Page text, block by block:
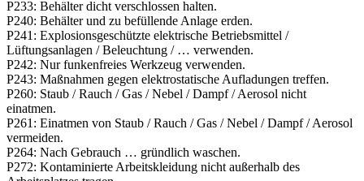
P233: Behälter dicht verschlossen halten.
P240: Behälter und zu befüllende Anlage erden.
P241: Explosionsgeschützte elektrische Betriebsmittel /
Lüftungsanlagen / Beleuchtung / … verwenden.
P242: Nur funkenfreies Werkzeug verwenden.
P243: Maßnahmen gegen elektrostatische Aufladungen treffen.
P260: Staub / Rauch / Gas / Nebel / Dampf / Aerosol nicht
einatmen.
P261: Einatmen von Staub / Rauch / Gas / ­Nebel / Dampf / Aerosol
vermeiden.
P264: Nach Gebrauch … gründlich waschen.
P272: Kontaminierte Arbeitskleidung nicht außerhalb des